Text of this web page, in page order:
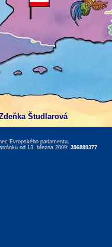
Študlarová
Evropského parlamentu,
od 13. března 2009: 396889377